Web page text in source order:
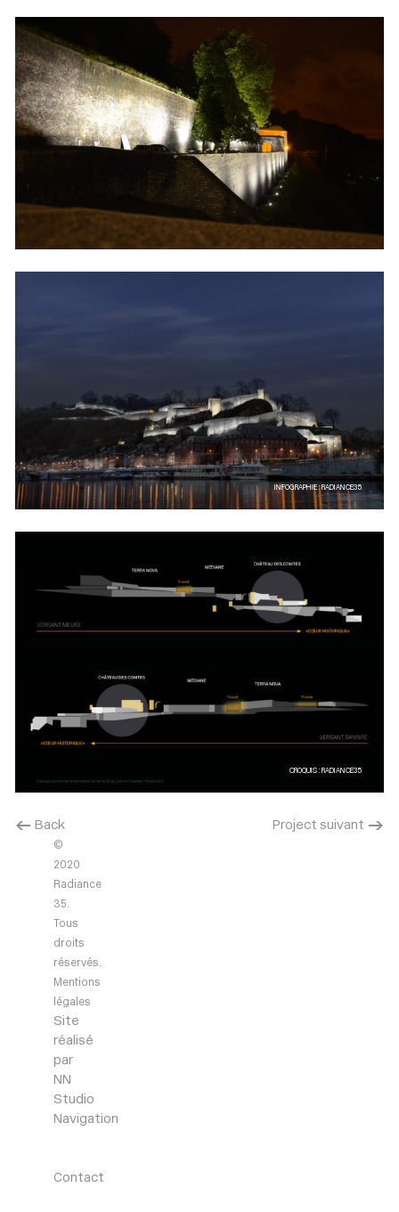
INFOGRAPHIE : RADIANCE35
CROQUIS : RADIANCE35
< Back Project suivant >
©
2020
Radiance
35.
Tous
droits
réservés.
Mentions
légales
Site
réalisé
par
NN
Studio
Navigation
Contact